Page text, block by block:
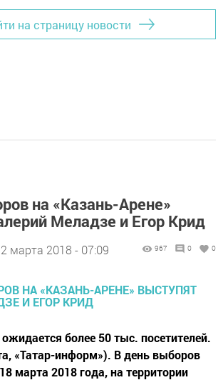
на страницу новости
на «Казань-Арене»
Меладзе и Егор Крид
марта 2018 - 07:09 967 0 0
более 50 тыс. посетителей.
«Татар-информ»). В день выборов
марта 2018 года, на территории